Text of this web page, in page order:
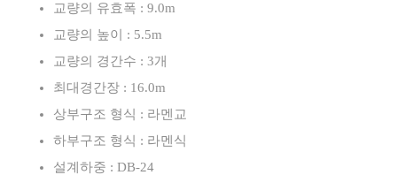
교량의 유효폭 : 9.0m
교량의 높이 : 5.5m
교량의 경간수 : 3개
최대경간장 : 16.0m
상부구조 형식 : 라멘교
하부구조 형식 : 라멘식
설계하중 : DB-24